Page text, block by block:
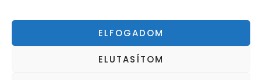
ELFOGADOM
ELUTASÍTOM
ÁSZF